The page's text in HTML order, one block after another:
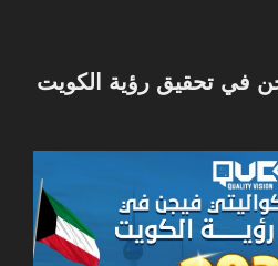
في تحقيق رؤية الكويت